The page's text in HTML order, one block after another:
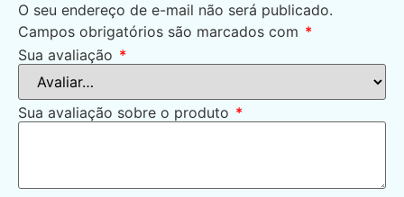
O seu endereço de e-mail não será publicado.
Campos obrigatórios são marcados com *
Sua avaliação *
Sua avaliação sobre o produto *